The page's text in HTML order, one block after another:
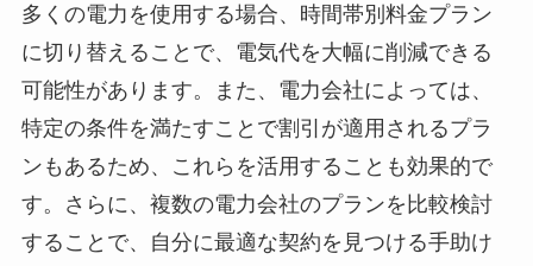
多くの電力を使用する場合、時間帯別料金プラン
に切り替えることで、電気代を大幅に削減できる
可能性があります。また、電力会社によっては、
特定の条件を満たすことで割引が適用されるプラ
ンもあるため、これらを活用することも効果的で
す。さらに、複数の電力会社のプランを比較検討
することで、自分に最適な契約を見つける手助け